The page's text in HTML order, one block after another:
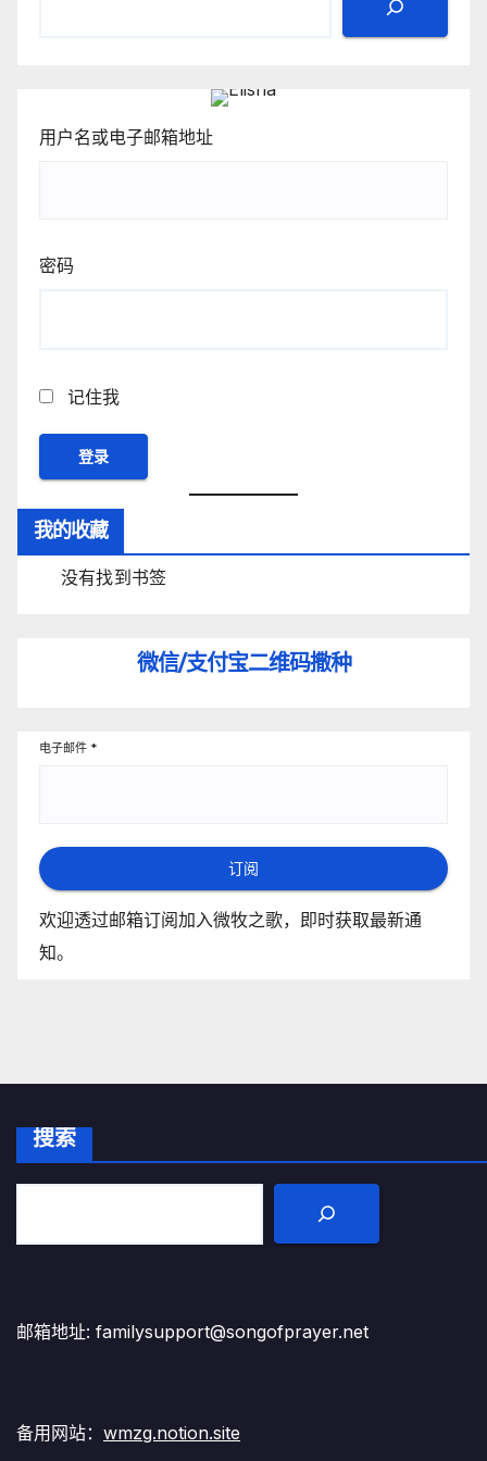
用户名或电子邮箱地址
密码
记住我
我的收藏
没有找到书签
微信/支付宝二维码撒种
电子邮件 *
订阅
欢迎透过邮箱订阅加入微牧之歌，即时获取最新通
知。
搜索
邮箱地址: familysupport@songofprayer.net
备用网站： wmzg.notion.site